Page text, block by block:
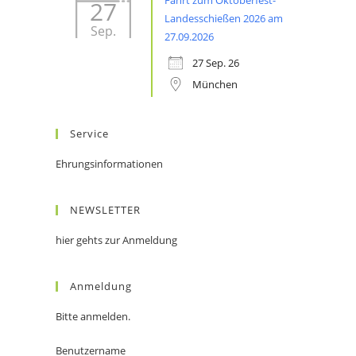
27
Sep.
Landesschießen 2026 am
27.09.2026
27 Sep. 26
München
Service
Ehrungsinformationen
NEWSLETTER
hier gehts zur Anmeldung
Anmeldung
Bitte anmelden.
Benutzername